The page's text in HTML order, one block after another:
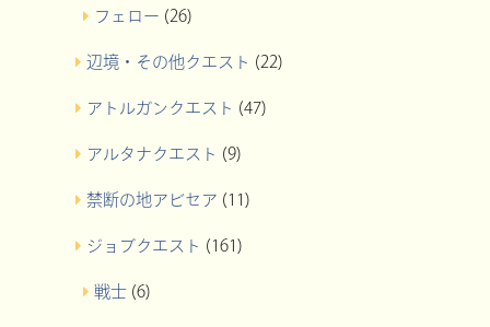
フェロー (26)
辺境・その他クエスト (22)
アトルガンクエスト (47)
アルタナクエスト (9)
禁断の地アビセア (11)
ジョブクエスト (161)
戦士 (6)